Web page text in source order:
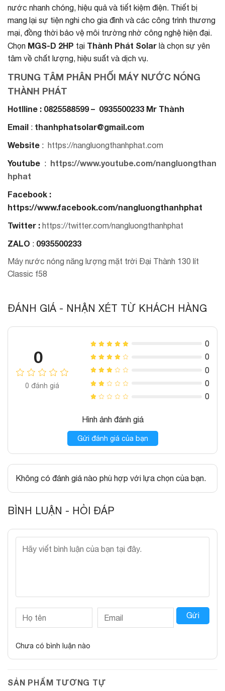
nước nhanh chóng, hiệu quả và tiết kiệm điện. Thiết bị
mang lại sự tiện nghi cho gia đình và các công trình thương
mại, đồng thời bảo vệ môi trường nhờ công nghệ hiện đại.
Chọn MGS-D 2HP tại Thành Phát Solar là chọn sự yên
tâm về chất lượng, hiệu suất và dịch vụ.
TRUNG TÂM PHÂN PHỐI MÁY NƯỚC NÓNG
THÀNH PHÁT
Hotlline : 0825588599 – 0935500233 Mr Thành
Email : thanhphatsolar@gmail.com
Website : https://nangluongthanhphat.com
Youtube : https://www.youtube.com/nangluongthan
hphat
Facebook :
https://www.facebook.com/nangluongthanhphat
Twitter : https://twitter.com/nangluongthanhphat
ZALO : 0935500233
Máy nước nóng năng lượng mặt trời Đại Thành 130 lít
Classic f58
ĐÁNH GIÁ - NHẬN XÉT TỪ KHÁCH HÀNG
0
0 đánh giá
0
0
0
0
0
Hình ảnh đánh giá
Gửi đánh giá của bạn
Không có đánh giá nào phù hợp với lựa chọn của bạn.
BÌNH LUẬN - HỎI ĐÁP
Gửi
Chưa có bình luận nào
SẢN PHẨM TƯƠNG TỰ